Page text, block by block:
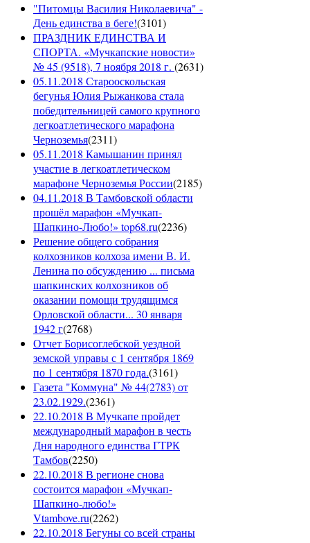
"Питомцы Василия Николаевича" -
День единства в беге!(3101)
ПРАЗДНИК ЕДИНСТВА И
СПОРТА. «Мучкапские новости»
№ 45 (9518), 7 ноября 2018 г. (2631)
05.11.2018 Старооскольская
бегунья Юлия Рыжанкова стала
победительницей самого крупного
легкоатлетического марафона
Черноземья(2311)
05.11.2018 Камышанин принял
участие в легкоатлетическом
марафоне Черноземья России(2185)
04.11.2018 В Тамбовской области
прошёл марафон «Мучкап-
Шапкино-Любо!» top68.ru(2236)
Решение общего собрания
колхозников колхоза имени В. И.
Ленина по обсуждению ... письма
шапкинских колхозников об
оказании помощи трудящимся
Орловской области... 30 января
1942 г(2768)
Отчет Борисоглебской уездной
земской управы с 1 сентября 1869
по 1 сентября 1870 года.(3161)
Газета "Коммуна" № 44(2783) от
23.02.1929.(2361)
22.10.2018 В Мучкапе пройдет
международный марафон в честь
Дня народного единства ГТРК
Тамбов(2250)
22.10.2018 В регионе снова
состоится марафон «Мучкап-
Шапкино-любо!»
Vtambove.ru(2262)
22.10.2018 Бегуны со всей страны